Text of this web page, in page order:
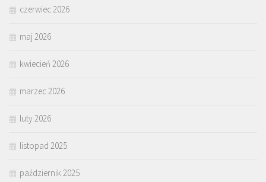
czerwiec 2026
maj 2026
kwiecień 2026
marzec 2026
luty 2026
listopad 2025
październik 2025